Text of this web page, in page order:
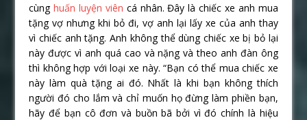
cùnghuấn luyện viên cá nhân. Đây là chiếc xe anh mua
tặng vợ nhưng khi bỏ đi, vợ anh lại lấy xe của anh thay
vì chiếc anh tặng. Anh không thể dùng chiếc xe bị bỏ lại
này được vì anh quá cao và nặng và theo anh đàn ông
thì không hợp với loại xe này. “Bạn có thể mua chiếc xe
này làm quà tặng ai đó. Nhất là khi bạn không thích
người đó cho lắm và chỉ muốn họ đừng làm phiền bạn,
hãy để bạn cô đơn và buồn bã bởi vì đó chính là hiệu